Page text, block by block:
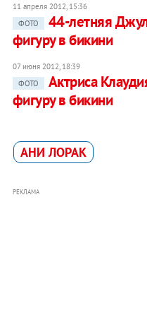
11 апреля 2012, 15:36
ФОТО
44-летняя
фигуру в бикини
07 июня 2012, 18:39
ФОТО
Актриса
фигуру в бикини
АНИ ЛОРАК
РЕКЛАМА